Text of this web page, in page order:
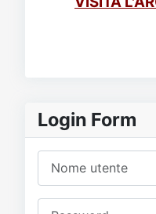
Login Form